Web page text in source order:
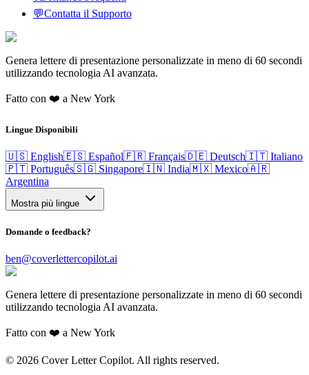
💬Contatta il Supporto
Genera lettere di presentazione personalizzate in meno di 60 secondi
utilizzando tecnologia AI avanzata.
Fatto con ❤️ a New York
Lingue Disponibili
🇺🇸 English🇪🇸 Español🇫🇷 Français🇩🇪 Deutsch🇮🇹 Italiano
🇵🇹 Português🇸🇬 Singapore🇮🇳 India🇲🇽 Mexico🇦🇷
Argentina
Mostra più lingue
Domande o feedback?
ben@coverlettercopilot.ai
Genera lettere di presentazione personalizzate in meno di 60 secondi
utilizzando tecnologia AI avanzata.
Fatto con ❤️ a New York
© 2026 Cover Letter Copilot. All rights reserved.